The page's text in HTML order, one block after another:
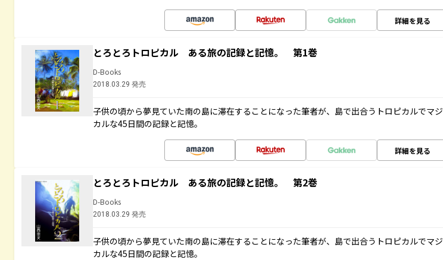
詳細を見る
とろとろトロピカル ある旅の記録と記憶。 第1巻
D-Books
2018.03.29 発売
子供の頃から夢見ていた南の島に滞在することになった筆者が、島で出合うトロピカルでマジ
カルな45日間の記録と記憶。
詳細を見る
とろとろトロピカル ある旅の記録と記憶。 第2巻
D-Books
2018.03.29 発売
子供の頃から夢見ていた南の島に滞在することになった筆者が、島で出合うトロピカルでマジ
カルな45日間の記録と記憶。